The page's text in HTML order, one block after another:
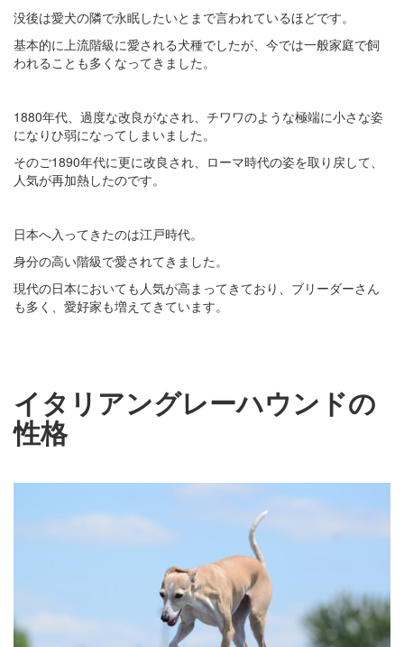
没後は愛犬の隣で永眠したいとまで言われているほどです。
基本的に上流階級に愛される犬種でしたが、今では一般家庭で飼
われることも多くなってきました。
1880年代、過度な改良がなされ、チワワのような極端に小さな姿
になりひ弱になってしまいました。
そのご1890年代に更に改良され、ローマ時代の姿を取り戻して、
人気が再加熱したのです。
日本へ入ってきたのは江戸時代。
身分の高い階級で愛されてきました。
現代の日本においても人気が高まってきており、ブリーダーさん
も多く、愛好家も増えてきています。
イタリアングレーハウンドの
性格